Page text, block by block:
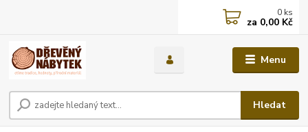
Menu
Hledat
0 ks
za 0,00 Kč